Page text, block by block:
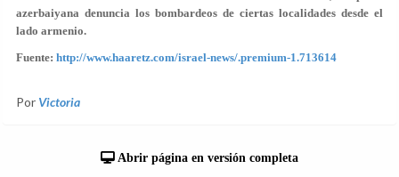
azerbaiyana denuncia los bombardeos de ciertas localidades desde el
lado armenio.
Fuente: http://www.haaretz.com/israel-news/.premium-1.713614
Por Victoria
Abrir página en versión completa